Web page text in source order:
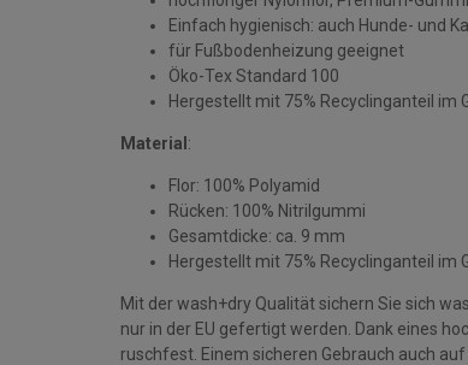
Einfach hygienisch: auch Hunde- und
für Fußbodenheizung geeignet
Öko-Tex Standard 100
Hergestellt mit 75% Recyclinganteil im
Material :
Flor: 100% Polyamid
Rücken: 100% Nitrilgummi
Gesamtdicke: ca. 9 mm
Hergestellt mit 75% Recyclinganteil im
Mit der wash+dry Qualität sichern Sie sich
nur in der EU gefertigt werden. Dank eines
ruschfest. Einem sicheren Gebrauch auch